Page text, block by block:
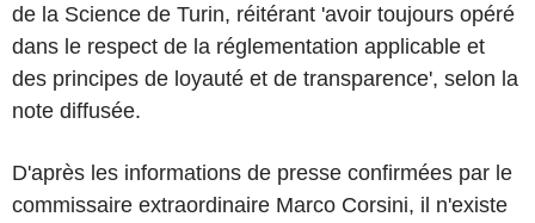
de la Science de Turin, réitérant 'avoir toujours opéré
dans le respect de la réglementation applicable et
des principes de loyauté et de transparence', selon la
note diffusée.
D'après les informations de presse confirmées par le
commissaire extraordinaire Marco Corsini, il n'existe